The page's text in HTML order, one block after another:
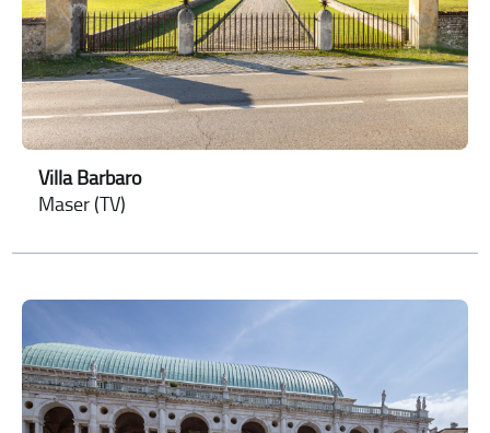
Villa Barbaro
Maser (TV)